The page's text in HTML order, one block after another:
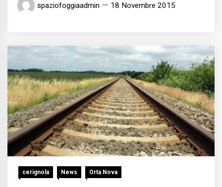
spaziofoggiaadmin 18 Novembre 2015
cerignola News Orta Nova